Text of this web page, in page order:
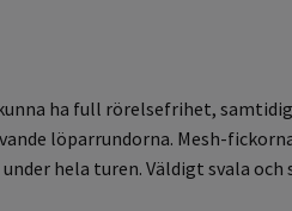
ha full rörelsefrihet,
löparrundorna. Mesh-
hela turen. Väldigt svala och